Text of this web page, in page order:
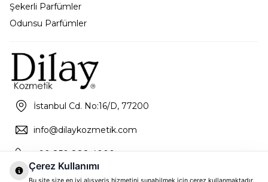
Şekerli Parfümler
Odunsu Parfümler
İstanbul Cd. No:16/D, 77200
info@dilaykozmetik.com
+90 850 888 4000
Çerez Kullanımı